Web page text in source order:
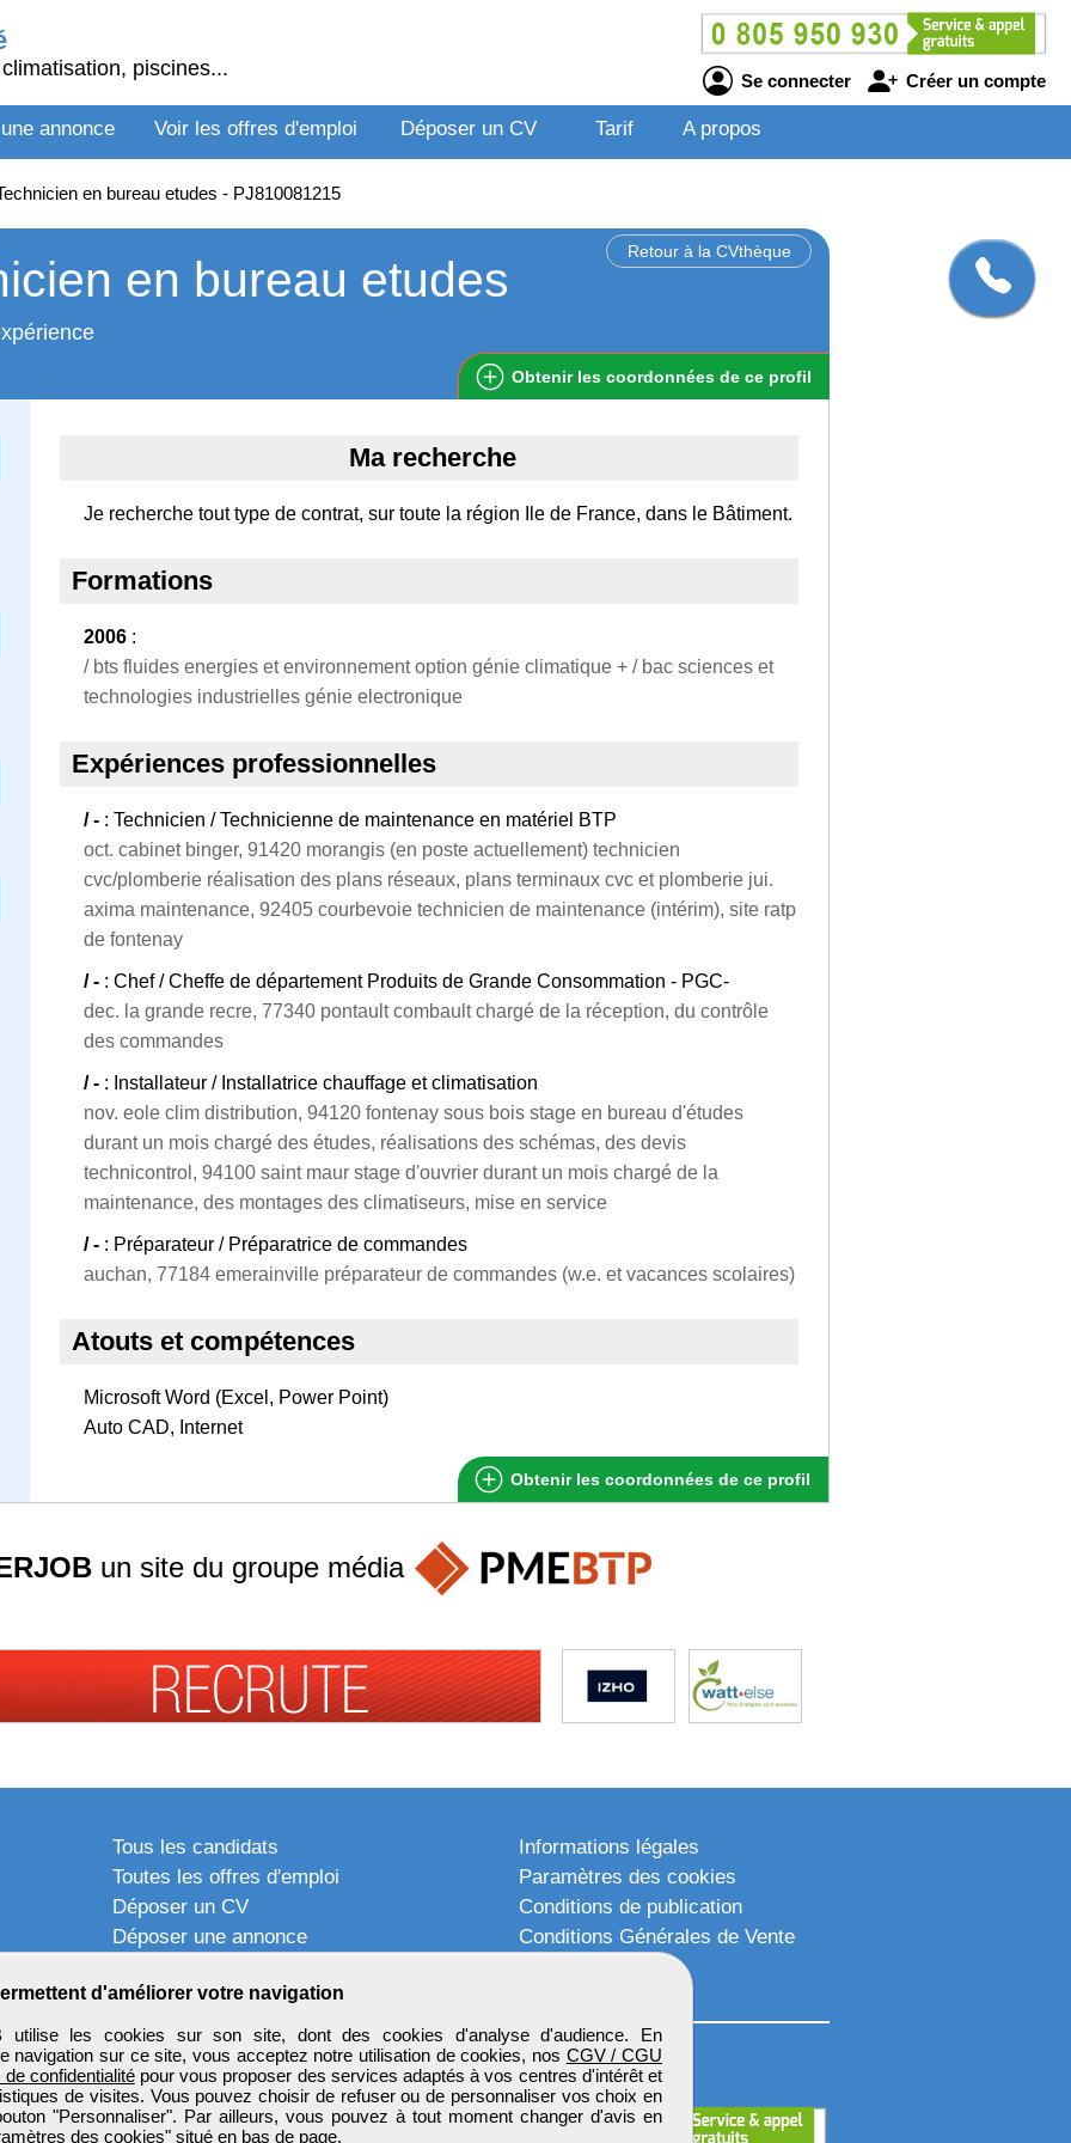
piscines...
Se connecter Créer un compte
annonce Voir les offres d'emploi Déposer un CV Tarif A propos
en bureau etudes - PJ810081215
Retour à la CVthèque
en bureau etudes
Obtenir les coordonnées de ce profil
Ma recherche
Je recherche tout type de contrat, sur toute la région Ile de France, dans le Bâtiment.
Formations
2006 :
/ bts fluides energies et environnement option génie climatique + / bac sciences et
technologies industrielles génie electronique
Expériences professionnelles
/ - : Technicien / Technicienne de maintenance en matériel BTP
oct. cabinet binger, 91420 morangis (en poste actuellement) technicien
cvc/plomberie réalisation des plans réseaux, plans terminaux cvc et plomberie jui.
axima maintenance, 92405 courbevoie technicien de maintenance (intérim), site ratp
de fontenay
/ - : Chef / Cheffe de département Produits de Grande Consommation - PGC-
dec. la grande recre, 77340 pontault combault chargé de la réception, du contrôle
des commandes
/ - : Installateur / Installatrice chauffage et climatisation
nov. eole clim distribution, 94120 fontenay sous bois stage en bureau d'études
durant un mois chargé des études, réalisations des schémas, des devis
technicontrol, 94100 saint maur stage d'ouvrier durant un mois chargé de la
maintenance, des montages des climatiseurs, mise en service
/ - : Préparateur / Préparatrice de commandes
auchan, 77184 emerainville préparateur de commandes (w.e. et vacances scolaires)
Atouts et compétences
Microsoft Word (Excel, Power Point)
Auto CAD, Internet
Obtenir les coordonnées de ce profil
d'améliorer votre navigation
utilise les cookies sur son site, dont des cookies d'analyse d'audience. En
navigation sur ce site, vous acceptez notre utilisation de cookies, nos CGV / CGU
de confidentialitépour vous proposer des services adaptés à vos centres d'intérêt et
de visites. Vous pouvez choisir de refuser ou de personnaliser vos choix en
"Personnaliser". Par ailleurs, vous pouvez à tout moment changer d'avis en
des cookies" situé en bas de page.
un site du groupe média
Tous les candidats
Toutes les offres d'emploi
Déposer un CV
Déposer une annonce
Informations légales
Paramètres des cookies
Conditions de publication
Conditions Générales de Vente